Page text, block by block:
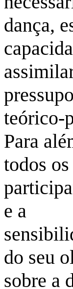
dança,
teórico-
Para
todos os
e a
do seu
sobre a